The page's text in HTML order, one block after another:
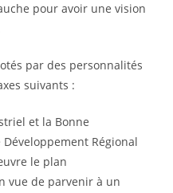
pour avoir une vision
par des personnalités
suivants :
et la Bonne
Régional
le plan
vue de parvenir à un